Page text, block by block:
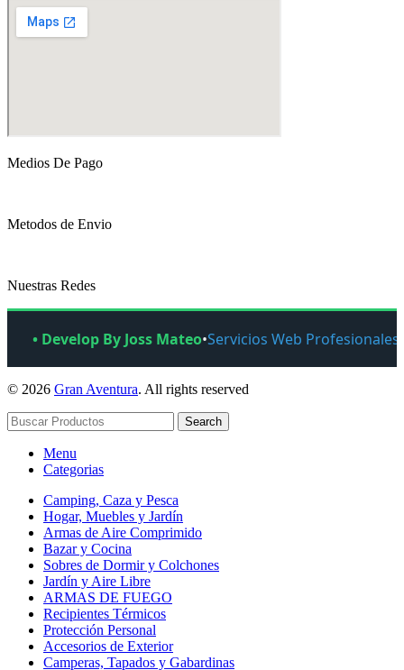
Medios De Pago
Metodos de Envio
Nuestras Redes
• Develop By Joss Mateo•Servicios Web Profesionales
© 2026 Gran Aventura. All rights reserved
Search
Menu
Categorias
Camping, Caza y Pesca
Hogar, Muebles y Jardín
Armas de Aire Comprimido
Bazar y Cocina
Sobres de Dormir y Colchones
Jardín y Aire Libre
ARMAS DE FUEGO
Recipientes Térmicos
Protección Personal
Accesorios de Exterior
Camperas, Tapados y Gabardinas